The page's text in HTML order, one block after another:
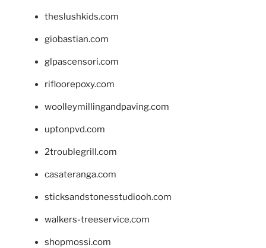
theslushkids.com
giobastian.com
glpascensori.com
rifloorepoxy.com
woolleymillingandpaving.com
uptonpvd.com
2troublegrill.com
casateranga.com
sticksandstonesstudiooh.com
walkers-treeservice.com
shopmossi.com